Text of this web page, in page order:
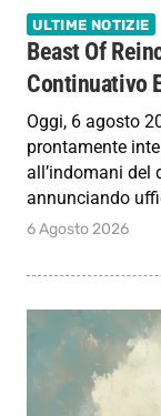
ULTIME NOTIZIE
Beast Of
Continuativo
Oggi, 6 agosto
prontamente
all’indomani del
annunciando
6 Agosto 2026